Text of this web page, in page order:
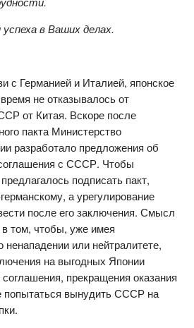
в Ваших делах.
с Германией и Италией, японское
не отказывалось от
от Китая. Вскоре после
пакта Министерство
разработало предложения об
с СССР. Чтобы
подписать пакт,
а урегулирование
после его заключения. Смысл
в том, чтобы, уже имея
или нейтралитете,
на выгодных Японии
прекращения оказания
попытаться вынудить СССР на